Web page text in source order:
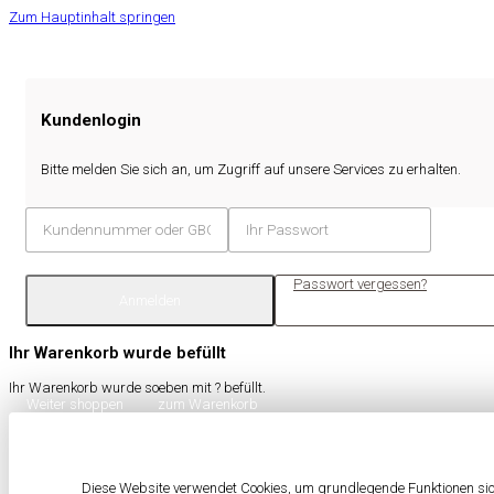
Zum Hauptinhalt springen
Kundenlogin
Bitte melden Sie sich an, um Zugriff auf unsere Services zu erhalten.
Passwort vergessen?
Ihr Warenkorb wurde befüllt
Ihr Warenkorb wurde soeben mit ? befüllt.
Weiter shoppen
zum Warenkorb
Diese Website verwendet Cookies, um grundlegende Funktionen